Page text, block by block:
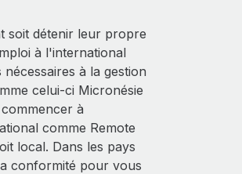
soit détenir leur propre
à l'international
à la gestion
celui-ci Micronésie
à
comme Remote
local. Dans les pays
conformité pour vous